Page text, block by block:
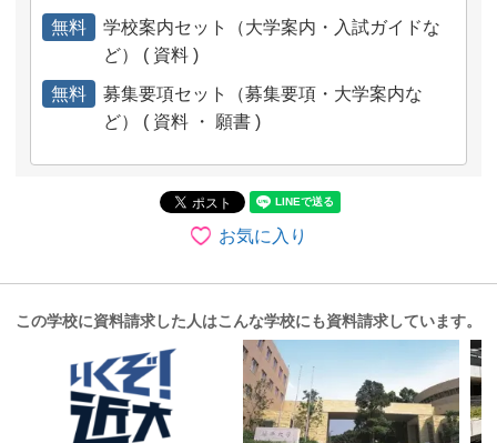
無料
学校案内セット（大学案内・入試ガイドな
ど） ( 資料 )
無料
募集要項セット（募集要項・大学案内な
ど） ( 資料 ・ 願書 )
お気に入り
この学校に資料請求した人はこんな学校にも資料請求しています。